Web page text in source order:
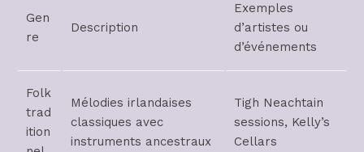
Gen
re
Description
Exemples
d’artistes ou
d’événements
Folk
trad
ition
Mélodies irlandaises
classiques avec
instruments ancestraux
Tigh Neachtain
sessions, Kelly’s
Cellars